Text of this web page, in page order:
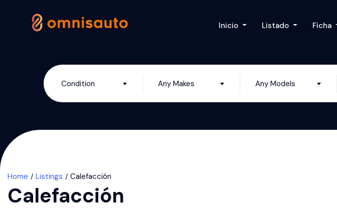
Inicio Listado Ficha
Condition Any Makes Any Models
Home Listings Calefacción
Calefacción